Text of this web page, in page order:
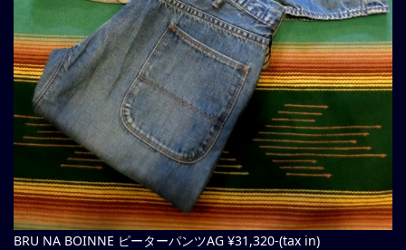
BRU NA BOINNE ピーターパンツAG ¥31,320-(tax in)